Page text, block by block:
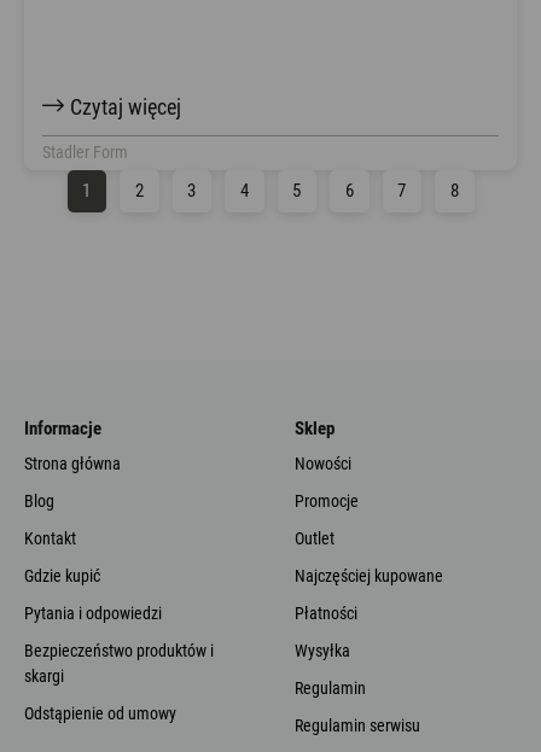
Czytaj więcej
Stadler Form
1 2 3 4 5 6 7 8
Informacje
Strona główna
Blog
Kontakt
Gdzie kupić
Pytania i odpowiedzi
Bezpieczeństwo produktów i
skargi
Odstąpienie od umowy
Sklep
Nowości
Promocje
Outlet
Najczęściej kupowane
Płatności
Wysyłka
Regulamin
Regulamin serwisu